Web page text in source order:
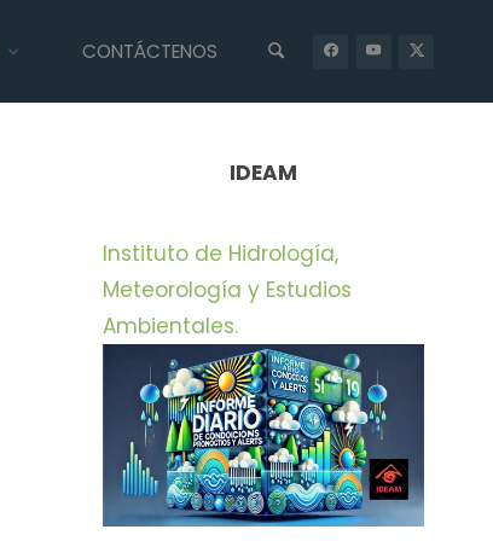
CONTÁCTENOS
IDEAM
Instituto de Hidrología,
Meteorología y Estudios
Ambientales.